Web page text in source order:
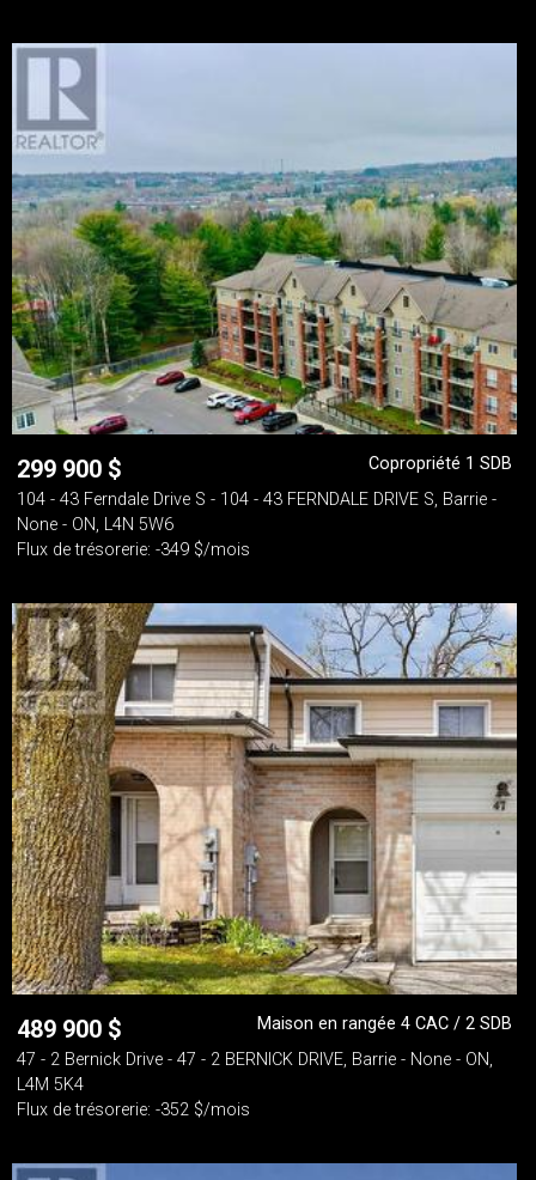
299 900 $
Copropriété 1 SDB
104 - 43 Ferndale Drive S - 104 - 43 FERNDALE DRIVE S, Barrie -
None - ON, L4N 5W6
Flux de trésorerie: -349 $/mois
489 900 $
Maison en rangée 4 CAC / 2 SDB
47 - 2 Bernick Drive - 47 - 2 BERNICK DRIVE, Barrie - None - ON,
L4M 5K4
Flux de trésorerie: -352 $/mois